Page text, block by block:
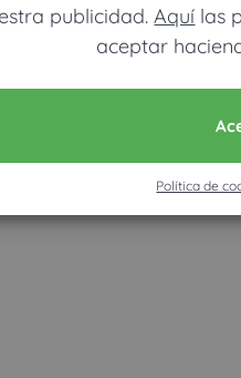
publicidad.Aquí las
aceptar
Política de